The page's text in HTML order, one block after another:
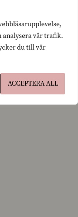
analysera vår trafik.
du till vår
ACCEPTERA ALL